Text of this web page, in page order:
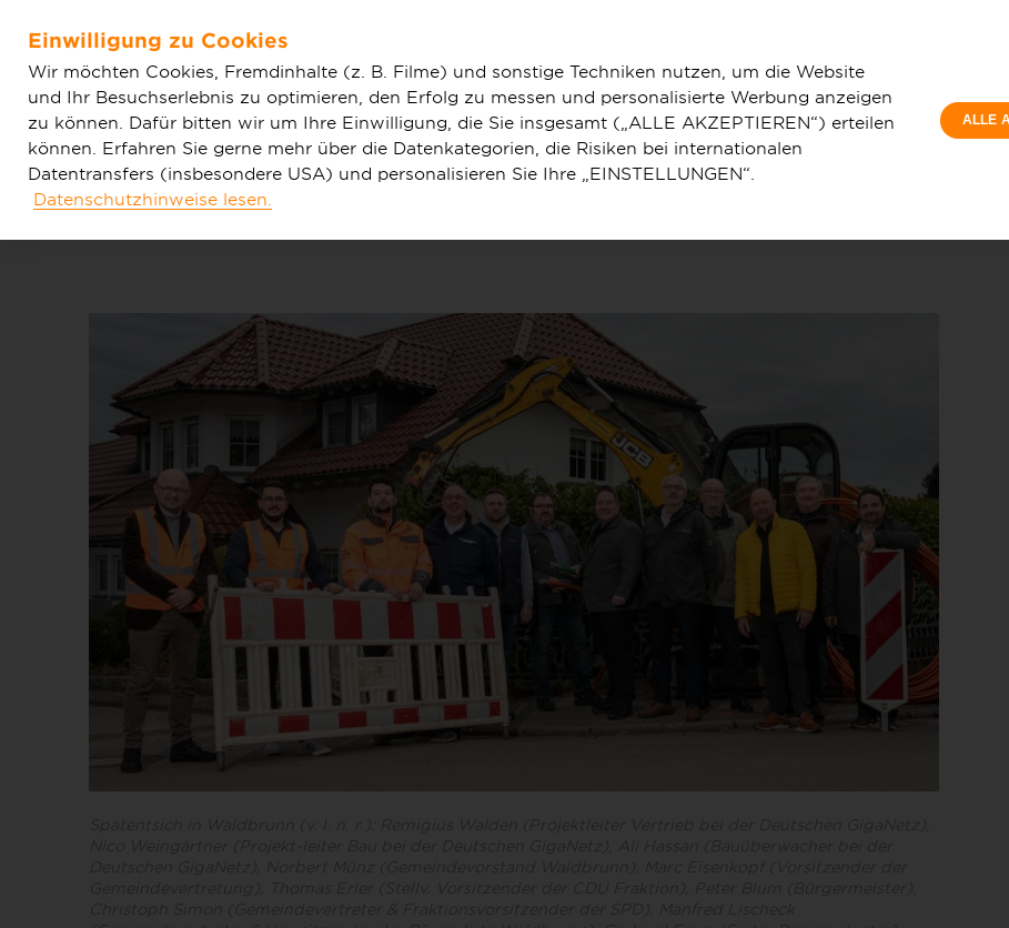
Zum Hauptinhalt springen
Tarife & Produkte
Einwilligung zu Cookies
Wir möchten Cookies, Fremdinhalte (z. B. Filme) und sonstige Techniken nutzen, um die Website
und Ihr Besuchserlebnis zu optimieren, den Erfolg zu messen und personalisierte Werbung anzeigen
zu können. Dafür bitten wir um Ihre Einwilligung, die Sie insgesamt („ALLE AKZEPTIEREN“) erteilen
können. Erfahren Sie gerne mehr über die Datenkategorien, die Risiken bei internationalen
Datentransfers (insbesondere USA) und personalisieren Sie Ihre „EINSTELLUNGEN“.
Datenschutzhinweise lesen.
ALLE